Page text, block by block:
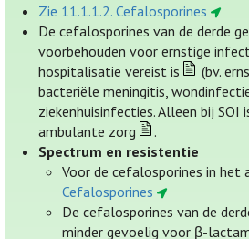
Zie 11.1.1.2. Cefalosporines
De cefalosporines van de derde
voorbehouden voor ernstige
hospitalisatie vereist is
(bv.
bacteriële meningitis,
ziekenhuisinfecties. Alleen bij SOI
ambulante zorg
.
Spectrum en resistentie
Voor de cefalosporines in het
Cefalosporines
De cefalosporines van de
minder gevoelig voor β-